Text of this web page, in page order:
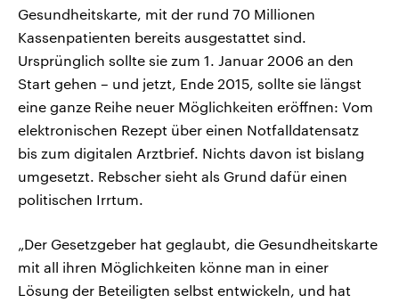
Gesundheitskarte, mit der rund 70 Millionen
Kassenpatienten bereits ausgestattet sind.
Ursprünglich sollte sie zum 1. Januar 2006 an den
Start gehen – und jetzt, Ende 2015, sollte sie längst
eine ganze Reihe neuer Möglichkeiten eröffnen: Vom
elektronischen Rezept über einen Notfalldatensatz
bis zum digitalen Arztbrief. Nichts davon ist bislang
umgesetzt. Rebscher sieht als Grund dafür einen
politischen Irrtum.
„Der Gesetzgeber hat geglaubt, die Gesundheitskarte
mit all ihren Möglichkeiten könne man in einer
Lösung der Beteiligten selbst entwickeln, und hat